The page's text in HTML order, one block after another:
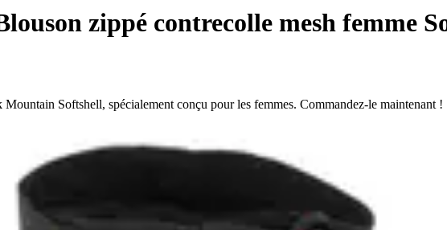
zippé contrecolle mesh femme
Softshell, spécialement conçu pour les femmes. Commandez-le maintenant !